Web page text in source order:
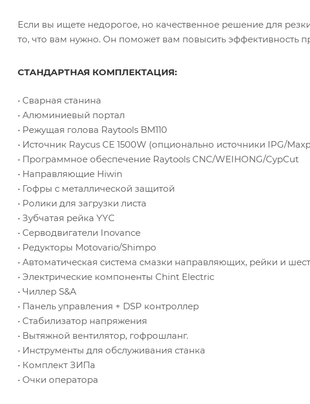
Если вы ищете недорогое, но качественное решение для
то, что вам нужно. Он поможет вам повысить эффективность
СТАНДАРТНАЯ КОМПЛЕКТАЦИЯ:
• Сварная станина
• Алюминиевый портал
• Режущая голова Raytools BM110
• Источник Raycus CE 1500W (опционально источники IPG/
• Программное обеспечение Raytools CNC/WEIHONG/CypCut
• Направляющие Hiwin
• Гофры с металлической защитой
• Ролики для загрузки листа
• Зубчатая рейка YYC
• Серводвигатели Inovance
• Редукторы Motovario/Shimpo
• Автоматическая система смазки направляющих, рейки и
• Электрические компоненты Chint Electric
• Чиллер S&A
• Панель управления + DSP контроллер
• Стабилизатор напряжения
• Вытяжной вентилятор, гофрошланг.
• Инструменты для обслуживания станка
• Комплект ЗИПа
• Очки оператора